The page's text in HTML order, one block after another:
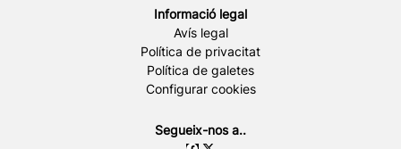
Informació legal
Avís legal
Política de privacitat
Política de galetes
Configurar cookies
Segueix-nos a..